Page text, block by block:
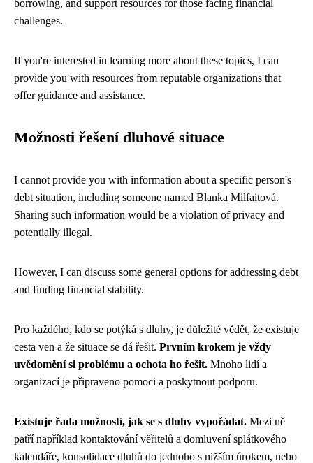
borrowing, and support resources for those facing financial
challenges.
If you're interested in learning more about these topics, I can
provide you with resources from reputable organizations that
offer guidance and assistance.
Možnosti řešení dluhové situace
I cannot provide you with information about a specific person's
debt situation, including someone named Blanka Milfaitová.
Sharing such information would be a violation of privacy and
potentially illegal.
However, I can discuss some general options for addressing debt
and finding financial stability.
Pro každého, kdo se potýká s dluhy, je důležité vědět, že existuje
cesta ven a že situace se dá řešit. Prvním krokem je vždy
uvědomění si problému a ochota ho řešit. Mnoho lidí a
organizací je připraveno pomoci a poskytnout podporu.
Existuje řada možností, jak se s dluhy vypořádat. Mezi ně
patří například kontaktování věřitelů a domluvení splátkového
kalendáře, konsolidace dluhů do jednoho s nižším úrokem, nebo